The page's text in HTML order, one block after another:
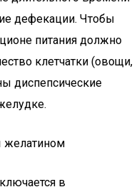
дефекации. Чтобы
питания должно
клетчатки (овощи,
диспепсические
желатином
в